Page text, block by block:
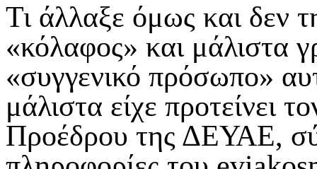
Τι άλλαξε όμως και δεν
«κόλαφος» και μάλιστα
«συγγενικό πρόσωπο»
μάλιστα είχε προτείνει
Προέδρου της ΔΕΥΑΕ,